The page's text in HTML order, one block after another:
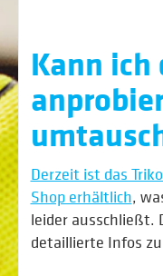
Kann ich
Derzeit ist das
Shop erhältlich,
leider ausschließt.
detaillierte Infos